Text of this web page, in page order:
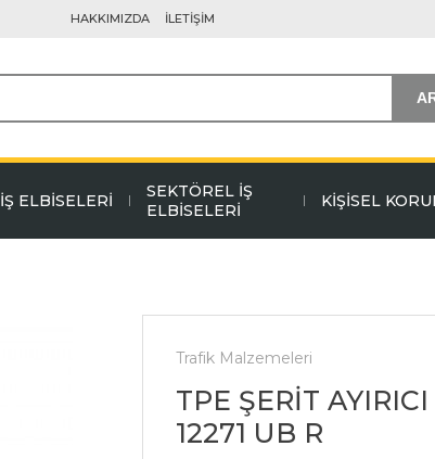
HAKKIMIZDA İLETİŞİM
İŞ ELBİSELERİ
SEKTÖREL İŞ
ELBİSELERİ
KİŞİSEL
Trafik Malzemeleri
TPE ŞERİT
12271 UB R